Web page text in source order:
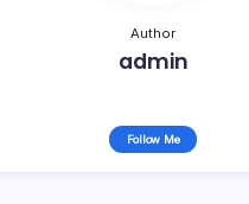
Author
admin
Follow Me